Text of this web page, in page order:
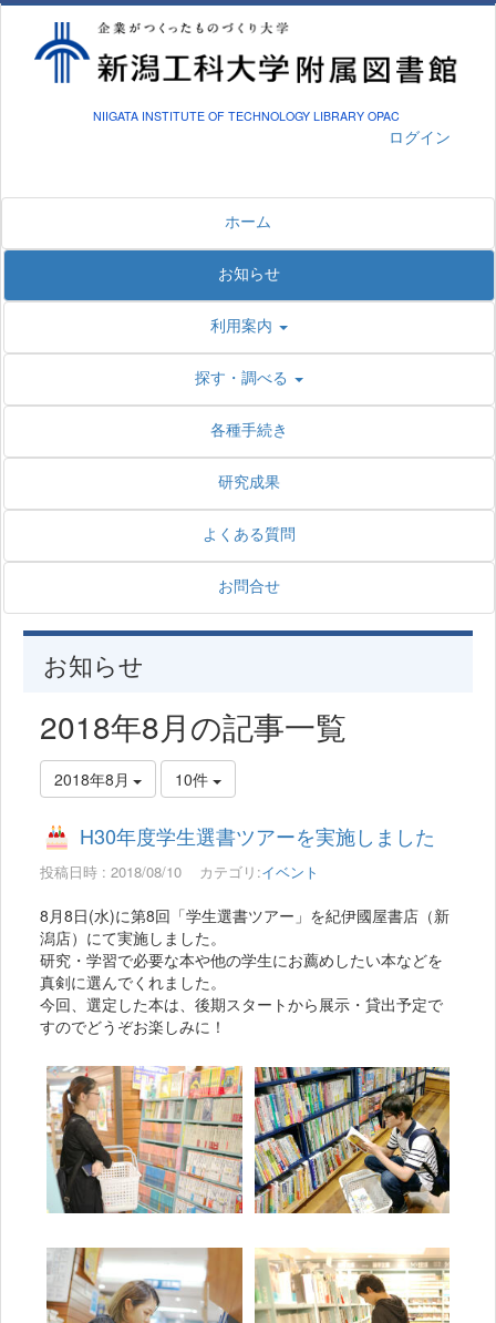
NIIGATA INSTITUTE OF TECHNOLOGY LIBRARY OPAC
ログイン
ホーム
お知らせ
利用案内
探す・調べる
各種手続き
研究成果
よくある質問
お問合せ
お知らせ
2018年8月の記事一覧
2018年8月 10件
H30年度学生選書ツアーを実施しました
投稿日時 : 2018/08/10 カテゴリ:イベント
8月8日(水)に第8回「学生選書ツアー」を紀伊國屋書店（新
潟店）にて実施しました。
研究・学習で必要な本や他の学生にお薦めしたい本などを
真剣に選んでくれました。
今回、選定した本は、後期スタートから展示・貸出予定で
すのでどうぞお楽しみに！